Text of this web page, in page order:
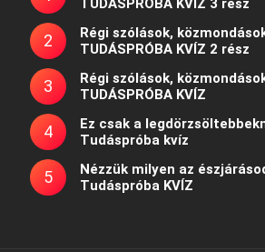
TUDÁSPRÓBA KVÍZ 3 rész
Régi szólások,
TUDÁSPRÓBA KVÍZ 2 rész
Régi szólások,
TUDÁSPRÓBA KVÍZ
Ez csak a
Tudáspróba kvíz
Nézzük milyen az
Tudáspróba KVÍZ